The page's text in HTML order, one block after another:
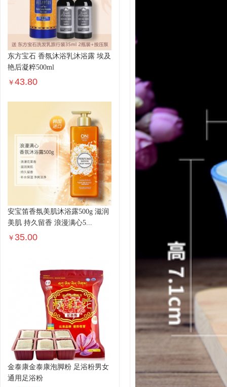
东方宝石 香氛沐浴乳沐浴露 埃及
艳后凝粹500ml
￥43.80
安宝笛香氛美肌沐浴露500g 滋润
美肌 持久留香 浪漫满心5...
￥ 35.00
金泰康金泰康泡脚粉 足浴粉男女
通用足浴粉